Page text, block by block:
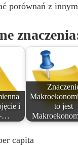
porównań z
i
-…
to jest
capita